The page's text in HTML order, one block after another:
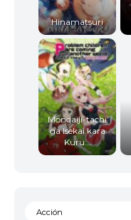
Hinamatsuri
Mondaiji-tachi
ga Isekai kara
Kuru...
Acción